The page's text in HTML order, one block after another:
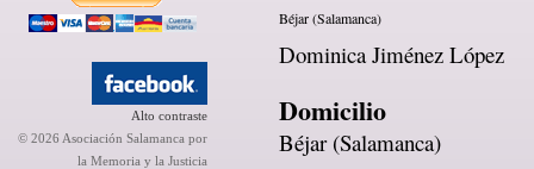
Alto contraste
© 2026 Asociación Salamanca por
la Memoria y la Justicia
Béjar (Salamanca)
Dominica Jiménez López
Domicilio
Béjar (Salamanca)